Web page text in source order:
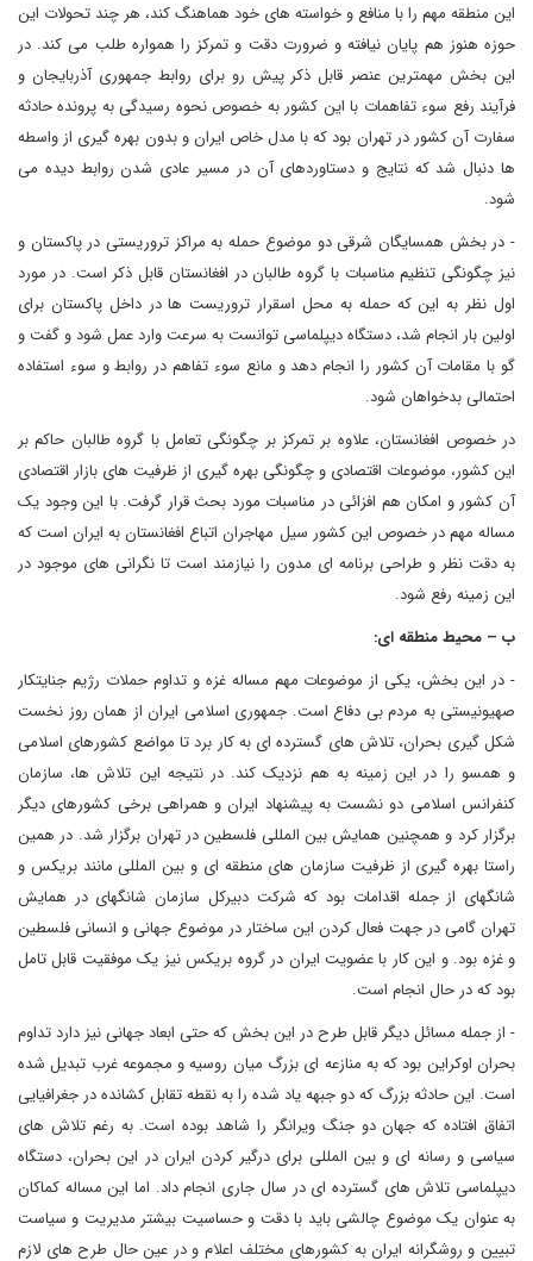
این منطقه مهم را با منافع و خواسته های خود هماهنگ کند، هر چند تحولات این
حوزه هنوز هم پایان نیافته و ضرورت دقت و تمرکز را همواره طلب می کند. در
این بخش مهمترین عنصر قابل ذکر پیش رو برای روابط جمهوری آذربایجان و
فرآیند رفع سوء تفاهمات با این کشور به خصوص نحوه رسیدگی به پرونده حادثه
سفارت آن کشور در تهران بود که با مدل خاص ایران و بدون بهره گیری از واسطه
ها دنبال شد که نتایج و دستاوردهای آن در مسیر عادی شدن روابط دیده می
شود.
- در بخش همسایگان شرقی دو موضوع حمله به مراکز تروریستی در پاکستان و
نیز چگونگی تنظیم مناسبات با گروه طالبان در افغانستان قابل ذکر است. در مورد
اول نظر به این که حمله به محل اسقرار تروریست ها در داخل پاکستان برای
اولین بار انجام شد، دستگاه دیپلماسی توانست به سرعت وارد عمل شود و گفت و
گو با مقامات آن کشور را انجام دهد و مانع سوء تفاهم در روابط و سوء استفاده
احتمالی بدخواهان شود.
در خصوص افغانستان، علاوه بر تمرکز بر چگونگی تعامل با گروه طالبان حاکم بر
این کشور، موضوعات اقتصادی و چگونگی بهره گیری از ظرفیت های بازار اقتصادی
آن کشور و امکان هم افزائی در مناسبات مورد بحث قرار گرفت. با این وجود یک
مساله مهم در خصوص این کشور سیل مهاجران اتباع افغانستان به ایران است که
به دقت نظر و طراحی برنامه ای مدون را نیازمند است تا نگرانی های موجود در
این زمینه رفع شود.
ب – محیط منطقه ای:
- در این بخش، یکی از موضوعات مهم مساله غزه و تداوم حملات رژیم جنایتکار
صهیونیستی به مردم بی دفاع است. جمهوری اسلامی ایران از همان روز نخست
شکل گیری بحران، تلاش های گسترده ای به کار برد تا مواضع کشورهای اسلامی
و همسو را در این زمینه به هم نزدیک کند. در نتیجه این تلاش ها، سازمان
کنفرانس اسلامی دو نشست به پیشنهاد ایران و همراهی برخی کشورهای دیگر
برگزار کرد و همچنین همایش بین المللی فلسطین در تهران برگزار شد. در همین
راستا بهره گیری از ظرفیت سازمان های منطقه ای و بین المللی مانند بریکس و
شانگهای از جمله اقدامات بود که شرکت دبیرکل سازمان شانگهای در همایش
تهران گامی در جهت فعال کردن این ساختار در موضوع جهانی و انسانی فلسطین
و غزه بود. و این کار با عضویت ایران در گروه بریکس نیز یک موفقیت قابل تامل
بود که در حال انجام است.
- از جمله مسائل دیگر قابل طرح در این بخش که حتی ابعاد جهانی نیز دارد تداوم
بحران اوکراین بود که به منازعه ای بزرگ میان روسیه و مجموعه غرب تبدیل شده
است. این حادثه بزرگ که دو جبهه یاد شده را به نقطه تقابل کشانده در جغرافیایی
اتفاق افتاده که جهان دو جنگ ویرانگر را شاهد بوده است. به رغم تلاش های
سیاسی و رسانه ای و بین المللی برای درگیر کردن ایران در این بحران، دستگاه
دیپلماسی تلاش های گسترده ای در سال جاری انجام داد. اما این مساله کماکان
به عنوان یک موضوع چالشی باید با دقت و حساسیت بیشتر مدیریت و سیاست
تبیین و روشگرانه ایران به کشورهای مختلف اعلام و در عین حال طرح های لازم